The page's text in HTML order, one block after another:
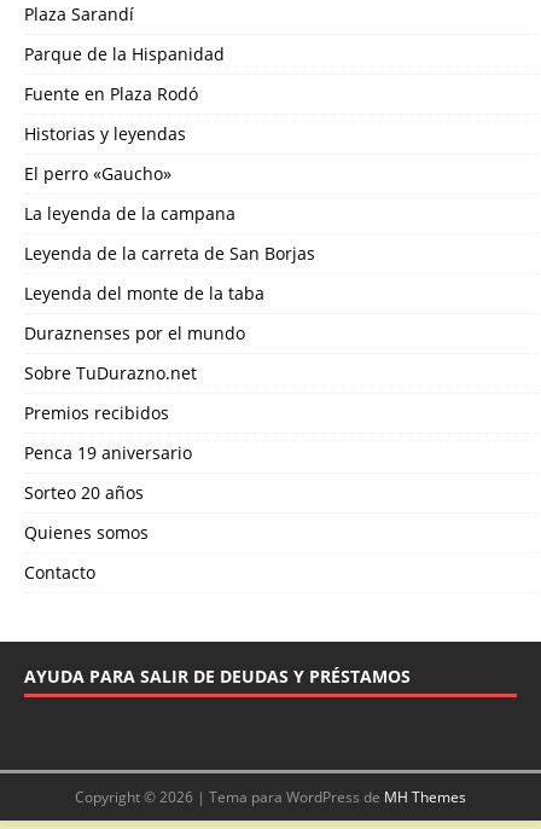
Plaza Sarandí
Parque de la Hispanidad
Fuente en Plaza Rodó
Historias y leyendas
El perro «Gaucho»
La leyenda de la campana
Leyenda de la carreta de San Borjas
Leyenda del monte de la taba
Duraznenses por el mundo
Sobre TuDurazno.net
Premios recibidos
Penca 19 aniversario
Sorteo 20 años
Quienes somos
Contacto
AYUDA PARA SALIR DE DEUDAS Y PRÉSTAMOS
Copyright © 2026 | Tema para WordPress de MH Themes